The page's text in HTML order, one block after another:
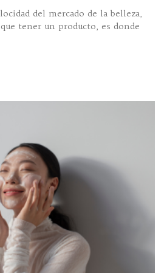
del mercado de la belleza,
tener un producto, es donde